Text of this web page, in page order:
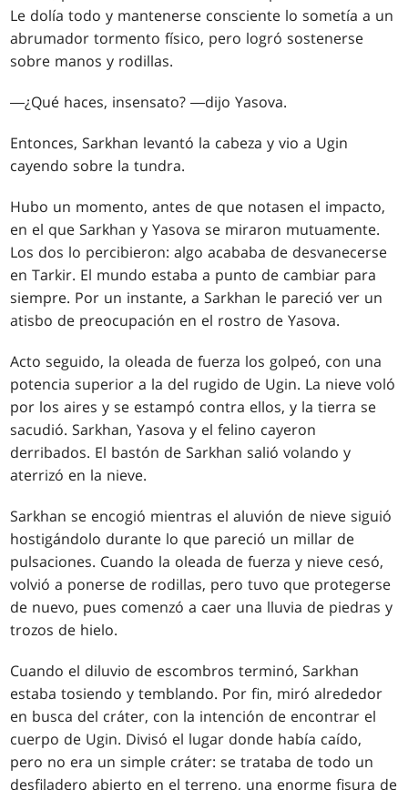
Le dolía todo y mantenerse consciente lo sometía a un
abrumador tormento físico, pero logró sostenerse
sobre manos y rodillas.
―¿Qué haces, insensato? ―dijo Yasova.
Entonces, Sarkhan levantó la cabeza y vio a Ugin
cayendo sobre la tundra.
Hubo un momento, antes de que notasen el impacto,
en el que Sarkhan y Yasova se miraron mutuamente.
Los dos lo percibieron: algo acababa de desvanecerse
en Tarkir. El mundo estaba a punto de cambiar para
siempre. Por un instante, a Sarkhan le pareció ver un
atisbo de preocupación en el rostro de Yasova.
Acto seguido, la oleada de fuerza los golpeó, con una
potencia superior a la del rugido de Ugin. La nieve voló
por los aires y se estampó contra ellos, y la tierra se
sacudió. Sarkhan, Yasova y el felino cayeron
derribados. El bastón de Sarkhan salió volando y
aterrizó en la nieve.
Sarkhan se encogió mientras el aluvión de nieve siguió
hostigándolo durante lo que pareció un millar de
pulsaciones. Cuando la oleada de fuerza y nieve cesó,
volvió a ponerse de rodillas, pero tuvo que protegerse
de nuevo, pues comenzó a caer una lluvia de piedras y
trozos de hielo.
Cuando el diluvio de escombros terminó, Sarkhan
estaba tosiendo y temblando. Por fin, miró alrededor
en busca del cráter, con la intención de encontrar el
cuerpo de Ugin. Divisó el lugar donde había caído,
pero no era un simple cráter: se trataba de todo un
desfiladero abierto en el terreno, una enorme fisura de